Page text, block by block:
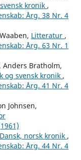
kronik ,
Årg. 38 Nr. 4
Litteratur ,
Årg. 63 Nr. 1
Anders Bratholm,
og svensk kronik ,
Årg. 41 Nr. 4
Johnsen,
Dansk, norsk kronik ,
Årg. 44 Nr. 4